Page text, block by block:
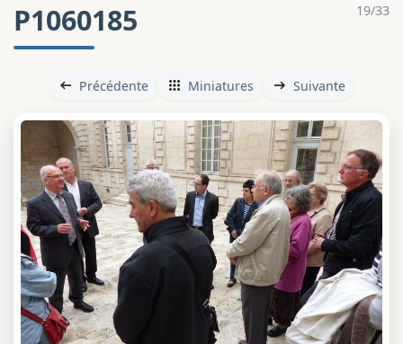
19/33
P1060185
Précédente Miniatures Suivante